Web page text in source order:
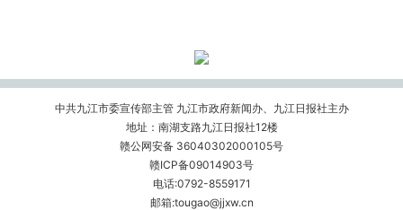
中共九江市委宣传部主管 九江市政府新闻办、九江日报社主办
地址：南湖支路九江日报社12楼
赣公网安备 36040302000105号
赣ICP备09014903号
电话:0792-8559171
邮箱:tougao@jjxw.cn